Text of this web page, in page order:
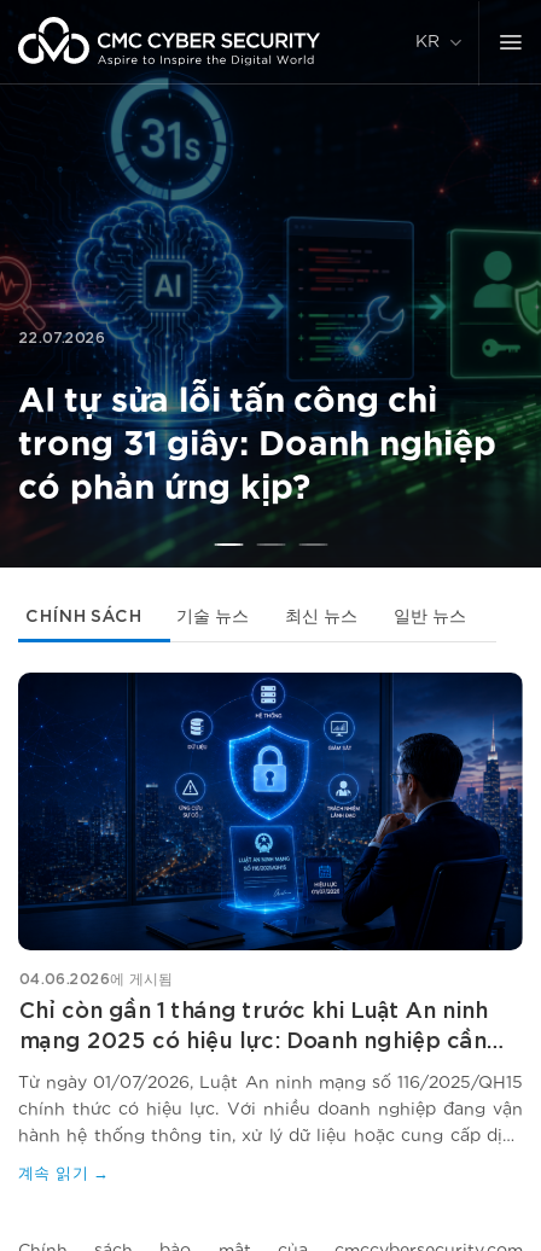
콘
KR
22.07.2026
AI tự sửa lỗi tấn công chỉ
trong 31 giây: Doanh nghiệp
có phản ứng kịp?
CHÍNH SÁCH 기술 뉴스 최신 뉴스 일반 뉴스
04.06.2026에 게시됨
Chỉ còn gần 1 tháng trước khi Luật An ninh
mạng 2025 có hiệu lực: Doanh nghiệp cần
làm gì ngay?
Từ ngày 01/07/2026, Luật An ninh mạng số 116/2025/QH15
chính thức có hiệu lực. Với nhiều doanh nghiệp đang vận
hành hệ thống thông tin, xử lý dữ liệu hoặc cung cấp dịch
vụ trên không gian mạng, an ninh mạng không còn là vấn
계속 읽기 →